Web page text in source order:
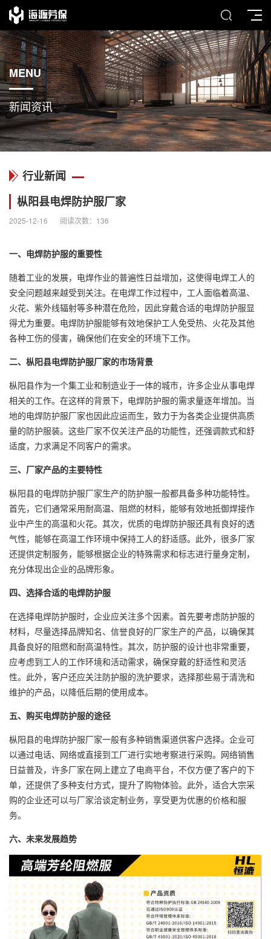
MENU
新闻资讯
行业新闻
枞阳县电焊防护服厂家
2025-12-16 阅读次数： 136
一、 电焊防护服的重要性
随着工业的发展，电焊作业的普遍性日益增加，这使得电焊工人的
安全问题越来越受到关注。在电焊工作过程中，工人面临着高温、
火花、紫外线辐射等多种潜在危险，因此穿戴合适的电焊防护服显
得尤为重要。电焊防护服能够有效地保护工人免受热、火花及其他
各种工伤的侵害，确保他们在安全的环境下工作。
二、枞阳县电焊防护服厂家的市场背景
枞阳县作为一个集工业和制造业于一体的城市，许多企业从事电焊
相关的工作。在这样的背景下，电焊防护服的需求量逐年增加。当
地的电焊防护服厂家也因此应运而生，致力于为各类企业提供高质
量的防护服装。这些厂家不仅关注产品的功能性，还强调款式和舒
适度，力求满足不同客户的需求。
三、厂家产品的主要特性
枞阳县的电焊防护服厂家生产的防护服一般都具备多种功能特性。
首先，它们通常采用耐高温、阻燃的材料，能够有效地抵御焊接作
业中产生的高温和火花。其次，优质的电焊防护服还具有良好的透
气性，能够在高温工作环境中保持工人的舒适感。此外，很多厂家
还提供定制服务，能够根据企业的特殊需求和标志进行量身定制，
充分体现出企业的品牌形象。
四、选择合适的电焊防护服
在选择电焊防护服时，企业应关注多个因素。首先要考虑防护服的
材料，尽量选择品牌知名、信誉良好的厂家生产的产品，以确保其
具备良好的阻燃和耐高温特性。其次，防护服的设计也非常重要，
应考虑到工人的工作环境和活动需求，确保穿戴的舒适性和灵活
性。此外，客户还应关注防护服的洗护要求，选择那些易于清洗和
维护的产品，以降低后期的使用成本。
五、购买电焊防护服的途径
枞阳县的电焊防护服厂家一般有多种销售渠道供客户选择。企业可
以通过电话、网络或直接到工厂进行实地考察进行采购。网络销售
日益普及，许多厂家在网上建立了电商平台，不仅方便了客户的下
单，还提供了多种支付方式，提升了购物体验。此外，适合大宗采
购的企业还可以与厂家洽谈定制业务，享受更为优惠的价格和服
务。
六、未来发展趋势